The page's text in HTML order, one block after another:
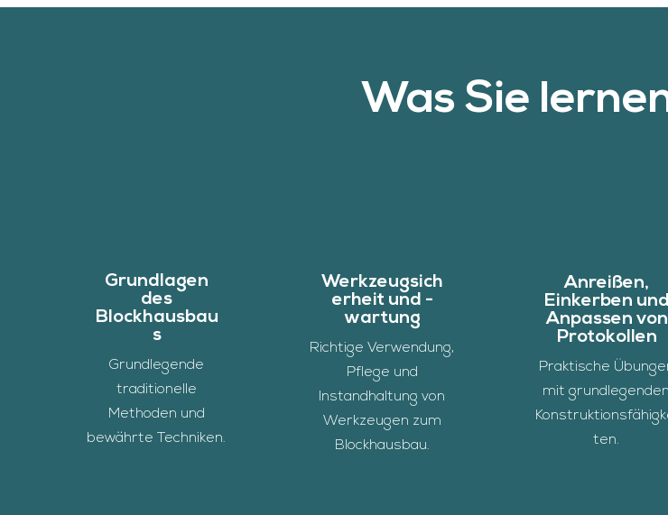
Was Sie
Grundlagen
des
Blockhausbau
s
Grundlegende
traditionelle
Methoden und
bewährte Techniken.
Werkzeugsich
erheit und -
wartung
Richtige Verwendung,
Pflege und
Instandhaltung von
Werkzeugen zum
Blockhausbau.
Anreißen,
Einkerben und
Anpassen von
Protokollen
Praktische
mit grundlegenden
ten.